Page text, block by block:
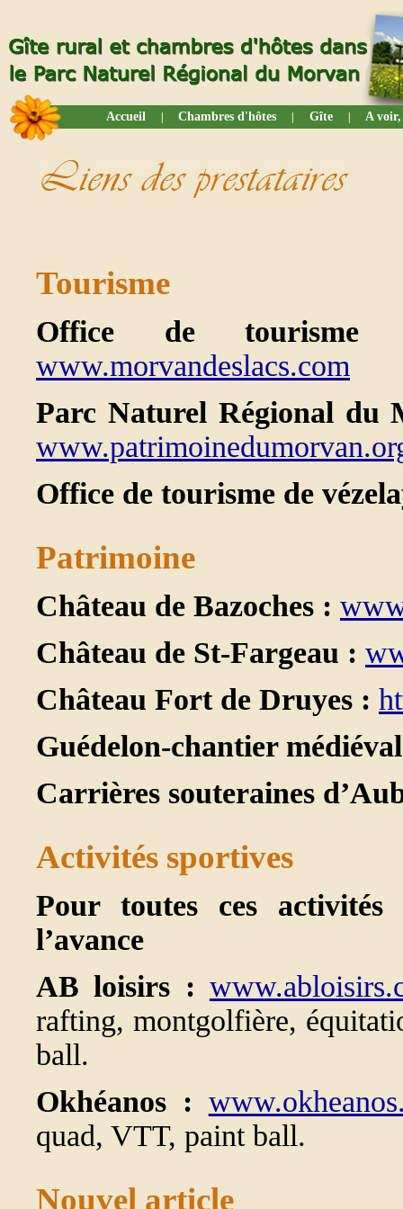
Accueil Chambres d'hôtes Gîte A
Tourisme
Office de
www.morvandeslacs.com
Parc Naturel Régional du
Office de tourisme de
Patrimoine
Château de Bazoches :
Château de St-Fargeau :
Château Fort de Druyes :
Guédelon-chantier
Carrières souteraines
Activités sportives
Pour toutes ces
l’avance
AB loisirs :
rafting, montgolfière,
ball.
Okhéanos :
quad, VTT, paint ball.
Nouvel article